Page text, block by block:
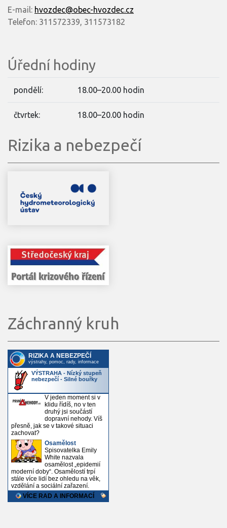
E-mail: hvozdec@obec-hvozdec.cz
Telefon: 311572339, 311573182
Úřední hodiny
pondělí: 18.00–20.00 hodin
čtvrtek: 18.00–20.00 hodin
Rizika a nebezpečí
Záchranný kruh